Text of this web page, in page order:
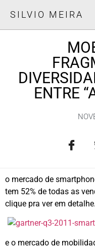
SILVIO MEIRA
ENTRE
o mercado de
tem 52% de todas as
clique pra ver em detalhe.
e o mercado de